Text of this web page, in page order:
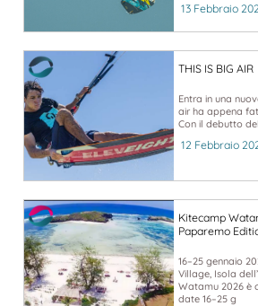
13 Febbraio
THIS IS BIG AIR
Entra in una
air ha appena
Con il debutto
12 Febbraio
Kitecamp
Paparemo
16–25 gennaio
Village, Isola
Watamu 2026 è
date 16–25 g